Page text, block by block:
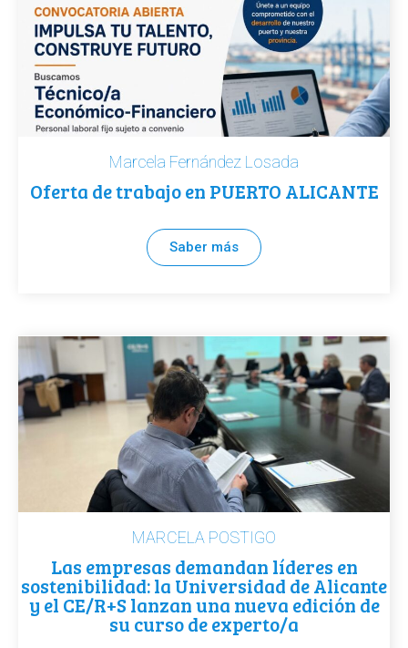
Marcela Fernández Losada
Oferta de trabajo en PUERTO ALICANTE
Saber más
MARCELA POSTIGO
Las empresas demandan líderes en
sostenibilidad: la Universidad de Alicante
y el CE/R+S lanzan una nueva edición de
su curso de experto/a